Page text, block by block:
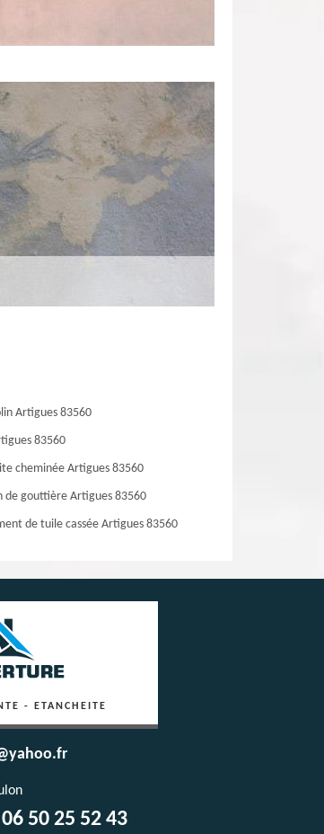
Artigues 83560
83560
cheminée Artigues 83560
de gouttière Artigues 83560
de tuile cassée Artigues 83560
- ETANCHEITE
06 50 25 52 43